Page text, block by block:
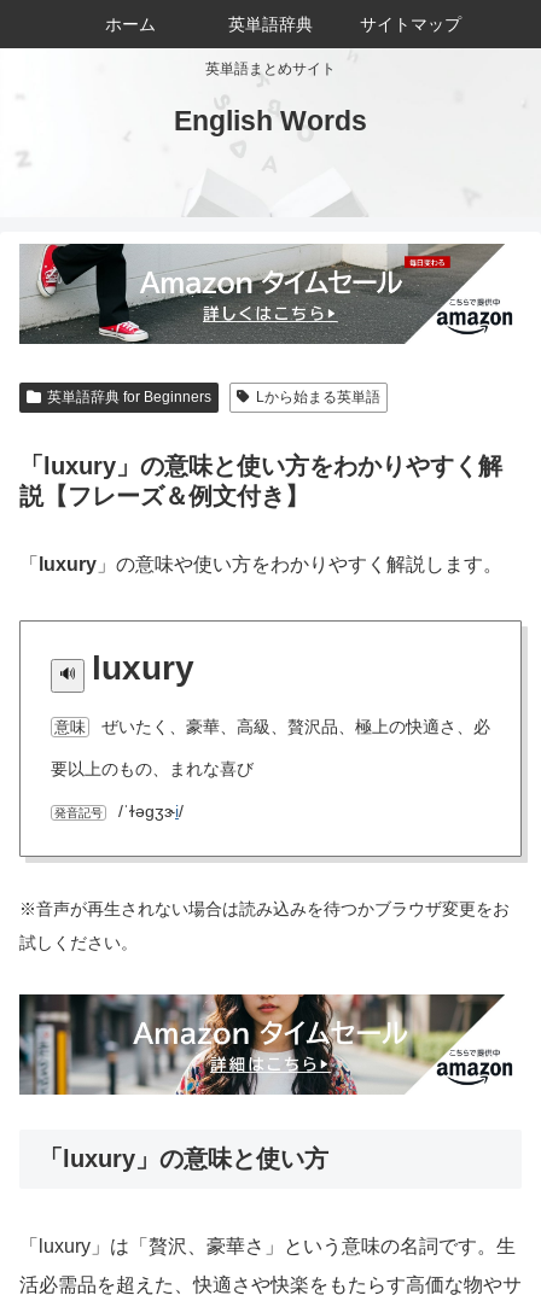
英単語まとめサイト
English Words
ホーム 英単語辞典 サイトマップ
英単語辞典 for Beginners Lから始まる英単語
「luxury」の意味と使い方をわかりやすく解
説【フレーズ＆例文付き】
「 luxury 」の意味や使い方をわかりやすく解説します。
luxury
意味 ぜいたく、豪華、高級、贅沢品、極上の快適さ、必
要以上のもの、まれな喜び
発音記号 /ˈɫəɡʒɝi/
※音声が再生されない場合は読み込みを待つかブラウザ変更をお
試しください。
「luxury」の意味と使い方
「luxury」は「贅沢、豪華さ」という意味の名詞です。生
活必需品を超えた、快適さや快楽をもたらす高価な物やサ